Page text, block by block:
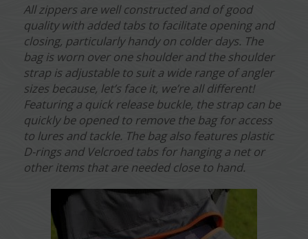
All zippers are well constructed and of good
quality with added tabs to facilitate opening and
closing, particularly handy on colder days. The
bag is worn over one shoulder and the shoulder
strap is adjustable to suit a wide range of angler
sizes because, let’s face it, we’re all different!
Featuring a quick release buckle, the strap can be
quickly be opened to remove the bag for access
to lures and tackle. The bag also features plastic
D-rings and Velcroed tabs for hanging a net or
other items that are needed close to hand.